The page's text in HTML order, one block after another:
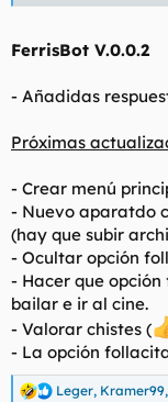
FerrisBot V.0.0.2
- Añadidas
Próximas
- Crear menú
- Nuevo aparatdo
(hay que subir
- Ocultar opción
- Hacer que
bailar e ir al cine.
- Valorar chistes (
- La opción
R Leger, Kramer99,